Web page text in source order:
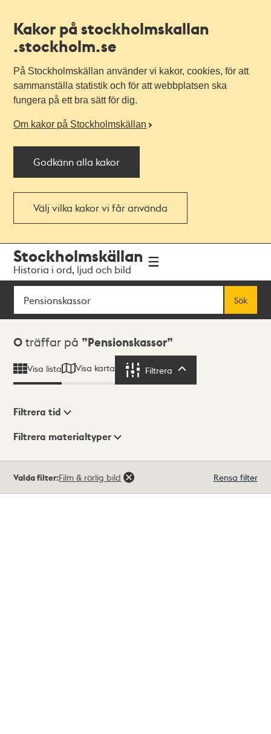
Kakor på stockholmskallan
.stockholm.se
På Stockholmskällan använder vi kakor, cookies, för att
sammanställa statistik och för att webbplatsen ska
fungera på ett bra sätt för dig.
Om kakor på Stockholmskällan
Godkänn alla kakor
Välj vilka kakor vi får använda
navigationen
huvudinnehållet
Stockholmskällan
Historia i ord, ljud och bild
Sök
Sök
Sökresultat
0 träffar på Pensionskassor
Visa lista Visa karta Filtrera
Visningsläge
Filtrera tid
Filtrera materialtyper
träffar
Valda filter:Film & rörlig bild Rensa filter